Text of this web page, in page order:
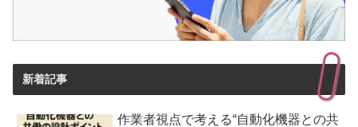
新着記事
作業者視点で考える“自動化機器との共